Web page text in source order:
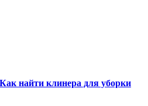
Как найти клинера для уборки